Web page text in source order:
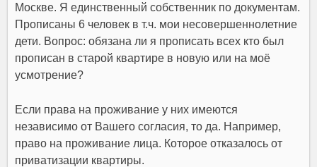
Москве. Я единственный собственник по документам.
Прописаны 6 человек в т.ч. мои несовершеннолетние
дети. Вопрос: обязана ли я прописать всех кто был
прописан в старой квартире в новую или на моё
усмотрение?
Если права на проживание у них имеются
независимо от Вашего согласия, то да. Например,
право на проживание лица. Которое отказалось от
приватизации квартиры.